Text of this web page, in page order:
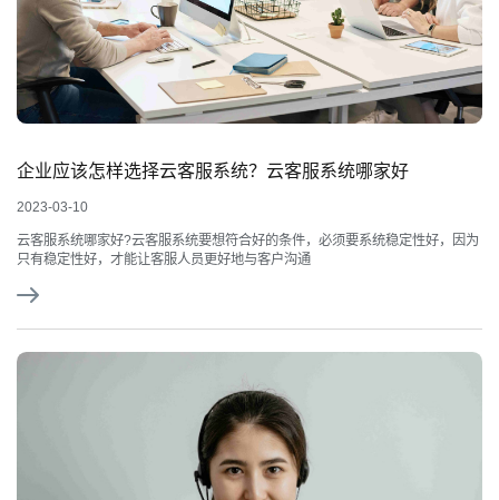
企业应该怎样选择云客服系统？云客服系统哪家好
2023-03-10
云客服系统哪家好?云客服系统要想符合好的条件，必须要系统稳定性好，因为
只有稳定性好，才能让客服人员更好地与客户沟通